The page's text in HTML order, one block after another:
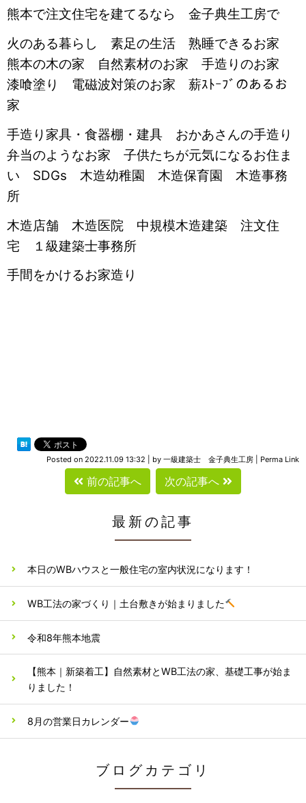
熊本で注文住宅を建てるなら 金子典生工房で
火のある暮らし 素足の生活 熟睡できるお家
熊本の木の家 自然素材のお家 手造りのお家
漆喰塗り 電磁波対策のお家 薪ｽﾄｰﾌﾞのあるお
家
手造り家具・食器棚・建具 おかあさんの手造り
弁当のようなお家 子供たちが元気になるお住ま
い SDGs 木造幼稚園 木造保育園 木造事務
所
木造店舗 木造医院 中規模木造建築 注文住
宅 １級建築士事務所
手間をかけるお家造り
Posted on 2022.11.09 13:32 by 一級建築士 金子典生工房 Perma Link
前の記事へ 次の記事へ
最新の記事
本日のWBハウスと一般住宅の室内状況になります！
WB工法の家づくり｜土台敷きが始まりました
令和8年熊本地震
【熊本｜新築着工】自然素材とWB工法の家、基礎工事が始ま
りました！
8月の営業日カレンダー
ブログカテゴリ